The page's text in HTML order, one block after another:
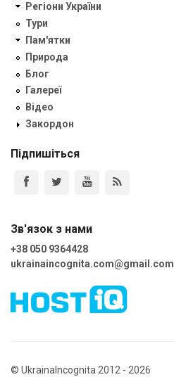
Регіони України
Тури
Пам'ятки
Природа
Блог
Галереї
Відео
Закордон
Підпишіться
Зв'язок з нами
+38 050 9364428
ukrainaincognita.com@gmail.com
© UkrainaIncognita 2012 - 2026